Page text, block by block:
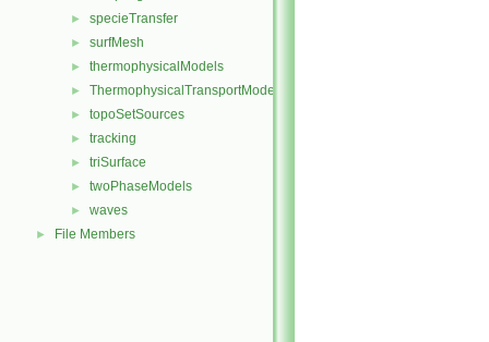
► specieTransfer
► surfMesh
► thermophysicalModels
► ThermophysicalTransportModels
► topoSetSources
► tracking
► triSurface
► twoPhaseModels
► waves
► File Members